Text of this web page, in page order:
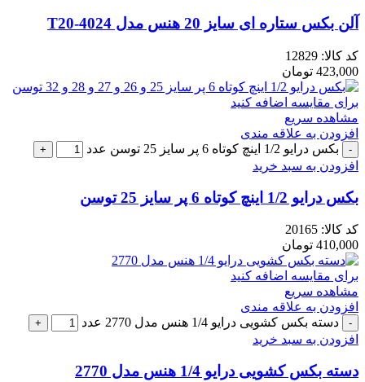
آلن بکس ستاره ای سایز 20 هنس مدل 4024-T20
کد کالا: 12829
423,000 تومان
برای مقایسه اضافه کنید
مشاهده سریع
افزودن به علاقه مندی
بکس درایو 1/2 اینچ کوتاه 6 پر سایز 25 توسن عدد
افزودن به سبد خرید
بکس درایو 1/2 اینچ کوتاه 6 پر سایز 25 توسن
کد کالا: 20165
410,000 تومان
برای مقایسه اضافه کنید
مشاهده سریع
افزودن به علاقه مندی
دسته بکس کشویی درایو 1/4 هنس مدل 2770 عدد
افزودن به سبد خرید
دسته بکس کشویی درایو 1/4 هنس مدل 2770